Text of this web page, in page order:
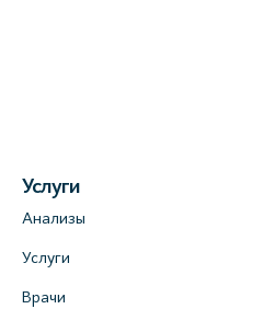
Услуги
Анализы
Услуги
Врачи